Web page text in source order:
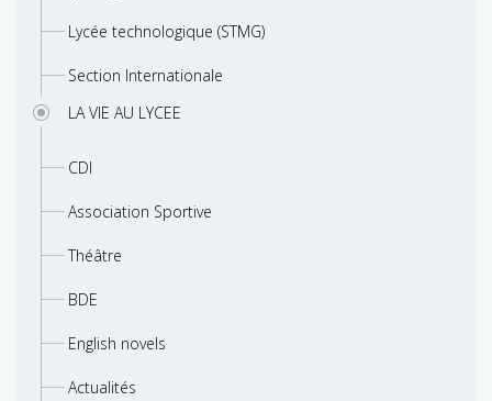
Lycée technologique (STMG)
Section Internationale
LA VIE AU LYCEE
CDI
Association Sportive
Théâtre
BDE
English novels
Actualités